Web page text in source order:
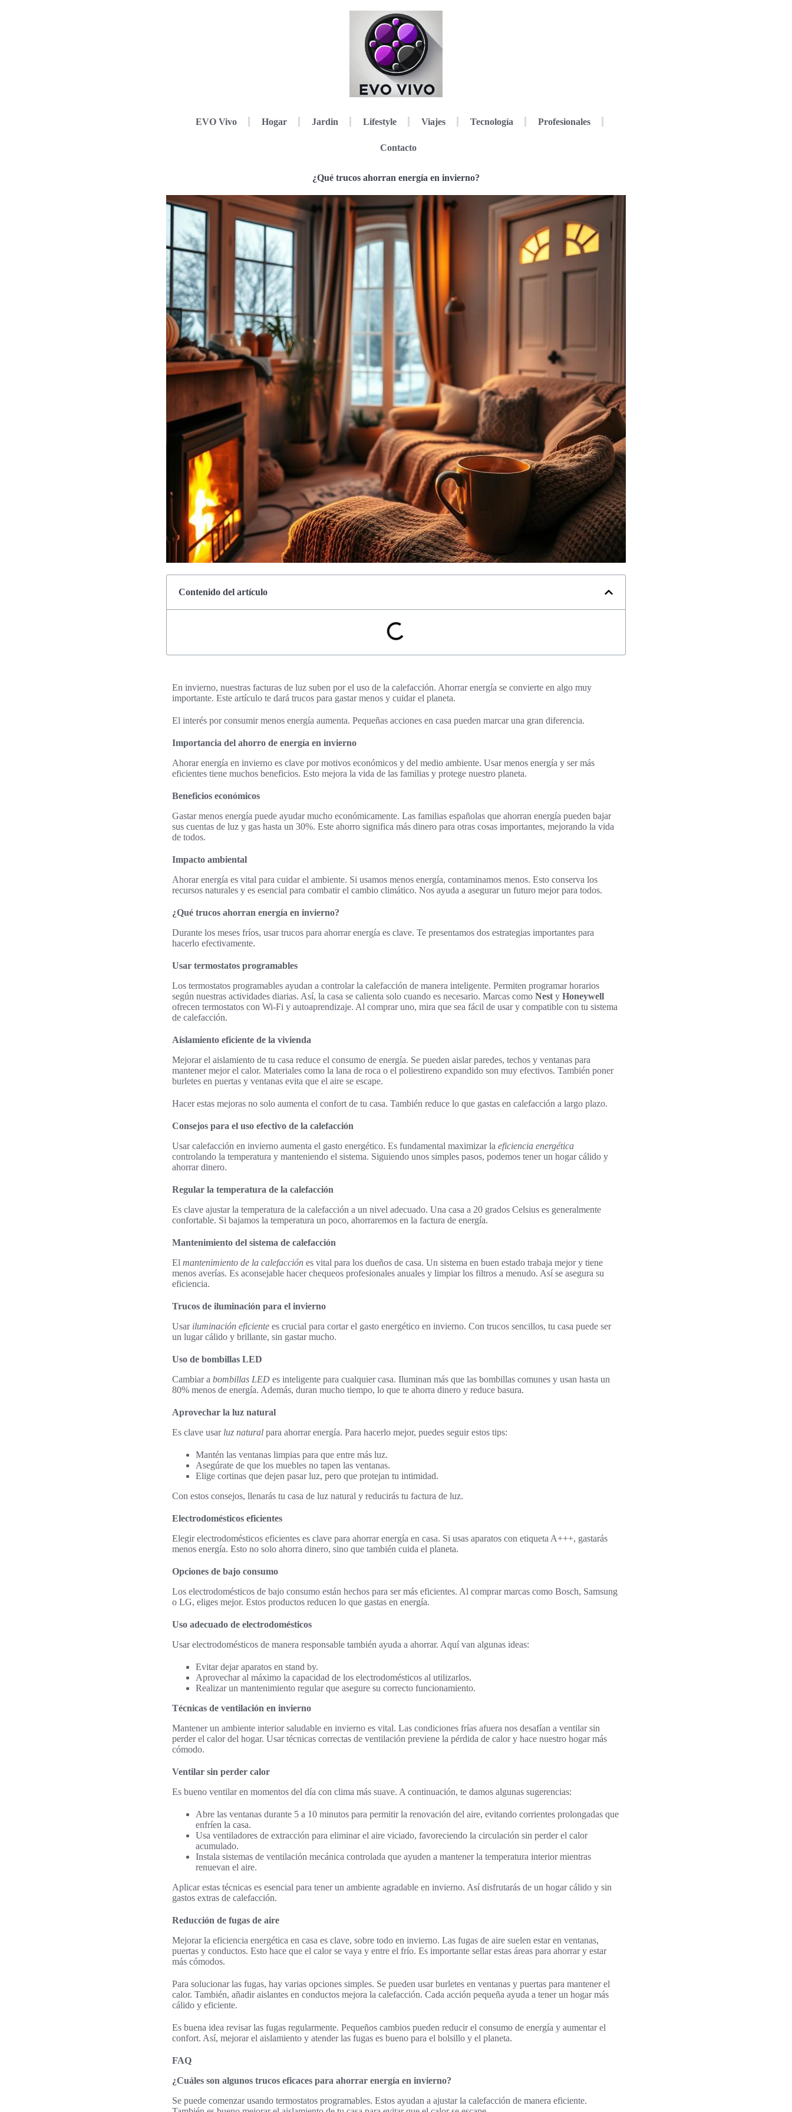
EVO Vivo Hogar Jardin Lifestyle Viajes Tecnología Profesionales
Contacto
¿Qué trucos ahorran energía en invierno?
Contenido del artículo
En invierno, nuestras facturas de luz suben por el uso de la calefacción. Ahorrar energía se convierte en algo muy
importante. Este artículo te dará trucos para gastar menos y cuidar el planeta.
El interés por consumir menos energía aumenta. Pequeñas acciones en casa pueden marcar una gran diferencia.
Importancia del ahorro de energía en invierno
Ahorar energía en invierno es clave por motivos económicos y del medio ambiente. Usar menos energía y ser más
eficientes tiene muchos beneficios. Esto mejora la vida de las familias y protege nuestro planeta.
Beneficios económicos
Gastar menos energía puede ayudar mucho económicamente. Las familias españolas que ahorran energía pueden bajar
sus cuentas de luz y gas hasta un 30%. Este ahorro significa más dinero para otras cosas importantes, mejorando la vida
de todos.
Impacto ambiental
Ahorar energía es vital para cuidar el ambiente. Si usamos menos energía, contaminamos menos. Esto conserva los
recursos naturales y es esencial para combatir el cambio climático. Nos ayuda a asegurar un futuro mejor para todos.
¿Qué trucos ahorran energía en invierno?
Durante los meses fríos, usar trucos para ahorrar energía es clave. Te presentamos dos estrategias importantes para
hacerlo efectivamente.
Usar termostatos programables
Los termostatos programables ayudan a controlar la calefacción de manera inteligente. Permiten programar horarios
según nuestras actividades diarias. Así, la casa se calienta solo cuando es necesario. Marcas como Nest y Honeywell
ofrecen termostatos con Wi-Fi y autoaprendizaje. Al comprar uno, mira que sea fácil de usar y compatible con tu sistema
de calefacción.
Aislamiento eficiente de la vivienda
Mejorar el aislamiento de tu casa reduce el consumo de energía. Se pueden aislar paredes, techos y ventanas para
mantener mejor el calor. Materiales como la lana de roca o el poliestireno expandido son muy efectivos. También poner
burletes en puertas y ventanas evita que el aire se escape.
Hacer estas mejoras no solo aumenta el confort de tu casa. También reduce lo que gastas en calefacción a largo plazo.
Consejos para el uso efectivo de la calefacción
Usar calefacción en invierno aumenta el gasto energético. Es fundamental maximizar la eficiencia energética
controlando la temperatura y manteniendo el sistema. Siguiendo unos simples pasos, podemos tener un hogar cálido y
ahorrar dinero.
Regular la temperatura de la calefacción
Es clave ajustar la temperatura de la calefacción a un nivel adecuado. Una casa a 20 grados Celsius es generalmente
confortable. Si bajamos la temperatura un poco, ahorraremos en la factura de energía.
Mantenimiento del sistema de calefacción
El mantenimiento de la calefacción es vital para los dueños de casa. Un sistema en buen estado trabaja mejor y tiene
menos averías. Es aconsejable hacer chequeos profesionales anuales y limpiar los filtros a menudo. Así se asegura su
eficiencia.
Trucos de iluminación para el invierno
Usar iluminación eficiente es crucial para cortar el gasto energético en invierno. Con trucos sencillos, tu casa puede ser
un lugar cálido y brillante, sin gastar mucho.
Uso de bombillas LED
Cambiar a bombillas LED es inteligente para cualquier casa. Iluminan más que las bombillas comunes y usan hasta un
80% menos de energía. Además, duran mucho tiempo, lo que te ahorra dinero y reduce basura.
Aprovechar la luz natural
Es clave usar luz natural para ahorrar energía. Para hacerlo mejor, puedes seguir estos tips:
Mantén las ventanas limpias para que entre más luz.
Asegúrate de que los muebles no tapen las ventanas.
Elige cortinas que dejen pasar luz, pero que protejan tu intimidad.
Con estos consejos, llenarás tu casa de luz natural y reducirás tu factura de luz.
Electrodomésticos eficientes
Elegir electrodomésticos eficientes es clave para ahorrar energía en casa. Si usas aparatos con etiqueta A+++, gastarás
menos energía. Esto no solo ahorra dinero, sino que también cuida el planeta.
Opciones de bajo consumo
Los electrodomésticos de bajo consumo están hechos para ser más eficientes. Al comprar marcas como Bosch, Samsung
o LG, eliges mejor. Estos productos reducen lo que gastas en energía.
Uso adecuado de electrodomésticos
Usar electrodomésticos de manera responsable también ayuda a ahorrar. Aquí van algunas ideas:
Evitar dejar aparatos en stand by.
Aprovechar al máximo la capacidad de los electrodomésticos al utilizarlos.
Realizar un mantenimiento regular que asegure su correcto funcionamiento.
Técnicas de ventilación en invierno
Mantener un ambiente interior saludable en invierno es vital. Las condiciones frías afuera nos desafían a ventilar sin
perder el calor del hogar. Usar técnicas correctas de ventilación previene la pérdida de calor y hace nuestro hogar más
cómodo.
Ventilar sin perder calor
Es bueno ventilar en momentos del día con clima más suave. A continuación, te damos algunas sugerencias:
Abre las ventanas durante 5 a 10 minutos para permitir la renovación del aire, evitando corrientes prolongadas que
enfríen la casa.
Usa ventiladores de extracción para eliminar el aire viciado, favoreciendo la circulación sin perder el calor
acumulado.
Instala sistemas de ventilación mecánica controlada que ayuden a mantener la temperatura interior mientras
renuevan el aire.
Aplicar estas técnicas es esencial para tener un ambiente agradable en invierno. Así disfrutarás de un hogar cálido y sin
gastos extras de calefacción.
Reducción de fugas de aire
Mejorar la eficiencia energética en casa es clave, sobre todo en invierno. Las fugas de aire suelen estar en ventanas,
puertas y conductos. Esto hace que el calor se vaya y entre el frío. Es importante sellar estas áreas para ahorrar y estar
más cómodos.
Para solucionar las fugas, hay varias opciones simples. Se pueden usar burletes en ventanas y puertas para mantener el
calor. También, añadir aislantes en conductos mejora la calefacción. Cada acción pequeña ayuda a tener un hogar más
cálido y eficiente.
Es buena idea revisar las fugas regularmente. Pequeños cambios pueden reducir el consumo de energía y aumentar el
confort. Así, mejorar el aislamiento y atender las fugas es bueno para el bolsillo y el planeta.
FAQ
¿Cuáles son algunos trucos eficaces para ahorrar energía en invierno?
Se puede comenzar usando termostatos programables. Estos ayudan a ajustar la calefacción de manera eficiente.